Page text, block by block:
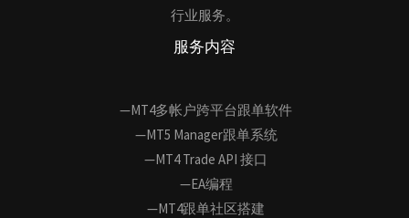
行业服务。
服务内容
—MT4多帐户跨平台跟单软件
—MT5 Manager跟单系统
—MT4 Trade API 接口
—EA编程
—MT4跟单社区搭建